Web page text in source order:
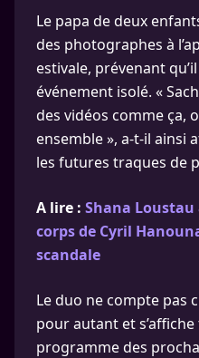
Le papa de deux
des photographes à
estivale, prévenant qu’il
événement isolé. «
des vidéos comme ça,
ensemble », a-t-il ainsi
les futures traques de
A lire : Shana Loustau
corps de Cyril
scandale
Le duo ne compte pas
pour autant et
programme des